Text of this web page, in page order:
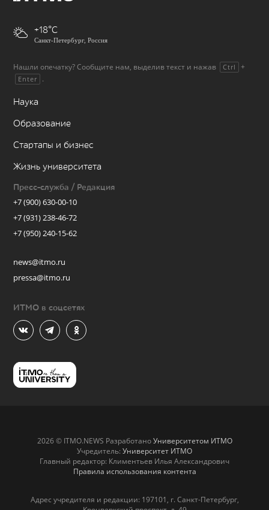
+18
Санкт-Петербург, Россия
Нашли опечатку? Сообщите нам, выделив текст и нажав Ctrl +
Enter .
Наука
Образование
Стартапы и бизнес
Жизнь университета
Пресс-служба / Редакция
+7 (900) 630-00-10
+7 (931) 238-46-72
+7 (950) 240-15-62
news@itmo.ru
pressa@itmo.ru
ИТМО в соцсетях
2026 © ITMO.NEWS РазработаноУниверситетом ИТМО
Учредитель: Университет ИТМО
Главный редактор: Климентьев Илья Александрович
Правила использования контента
Адрес учредителя и редакции: 197101, г. Санкт-Петербург,